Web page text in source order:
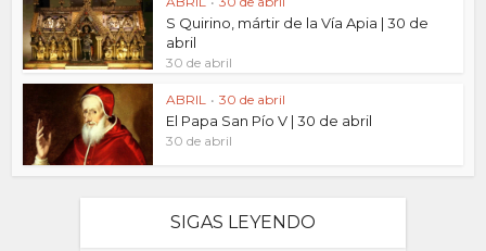
S Quirino, mártir de la Vía Apia | 30 de
abril
30 de abril
ABRIL • 30 de abril
El Papa San Pío V | 30 de abril
30 de abril
SIGAS LEYENDO